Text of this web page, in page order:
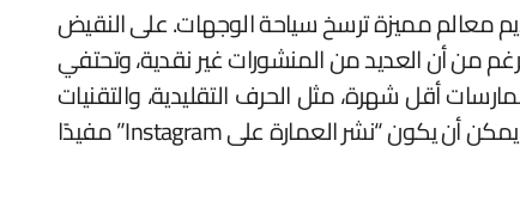
معالم مميزة ترسخ سياحة الوجهات. على النقيض
من أن العديد من المنشورات غير نقدية، وتحتفي
أقل شهرة، مثل الحرف التقليدية، والتقنيات
التراثية، ومعماريي المجتمع، والتي كانت مهمشة سابقًا بسبب التحيز المؤسسي أو محدودية الوصول. وبهذا المعنى، يمكن أن يكون “نشر العمارة على Instagram” مفيدًا